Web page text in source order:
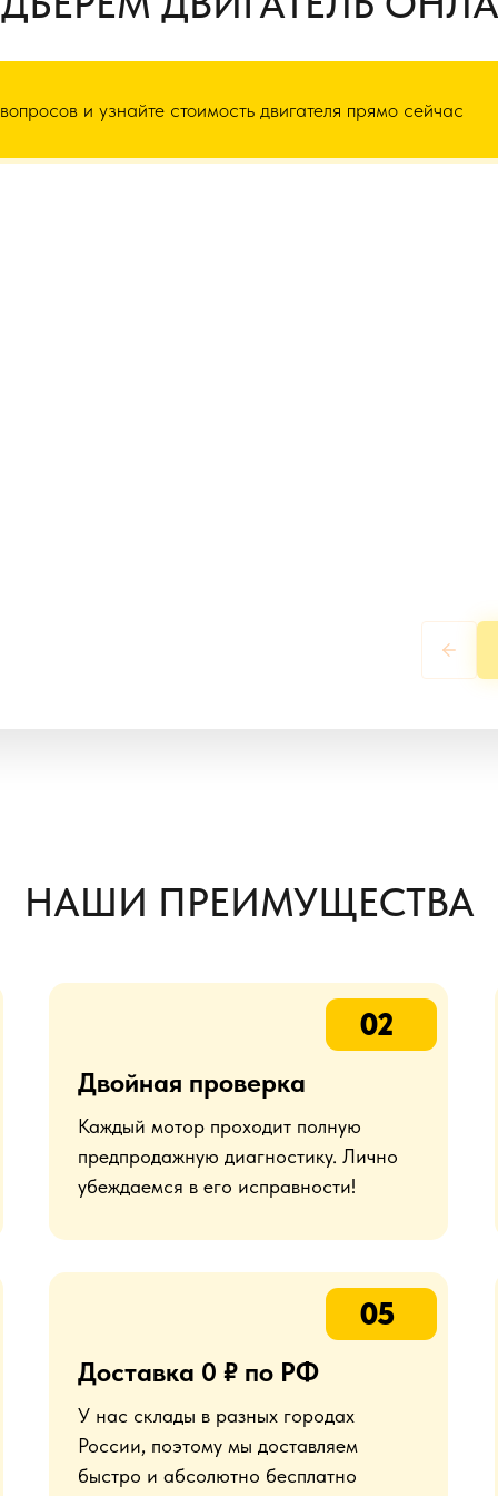
и узнайте стоимость двигателя прямо сейчас
НАШИ ПРЕИМУЩЕСТВА
Каждый мотор проходит полную
предпродажную диагностику. Лично
убеждаемся в его исправности!
Двойная проверка
02
У нас склады в разных городах
России, поэтому мы доставляем
быстро и абсолютно бесплатно
Доставка 0 ₽ по РФ
05